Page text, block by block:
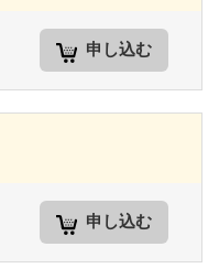
申し込む
申し込む